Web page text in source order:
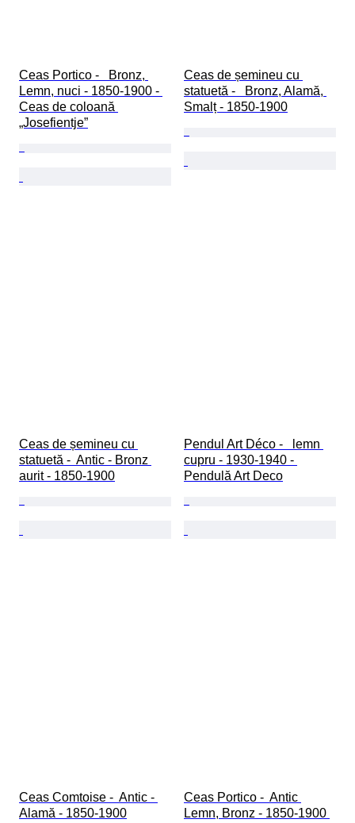
Ceas Portico -   Bronz,
Lemn, nuci - 1850-1900 -
Ceas de coloană
„Josefientje”
Ceas de șemineu cu
statuetă -   Bronz, Alamă,
Smalț - 1850-1900
Ceas de șemineu cu
statuetă -  Antic - Bronz
aurit - 1850-1900
Pendul Art Déco -   lemn
cupru - 1930-1940 -
Pendulă Art Deco
Ceas Comtoise -  Antic -
Alamă - 1850-1900
Ceas Portico -  Antic
Lemn, Bronz - 1850-1900